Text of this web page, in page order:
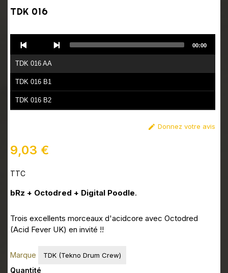
TDK 016
Player
TDK 016 AA
TDK 016 B1
TDK 016 B2
00:00
 Donnez votre avis
9,03 €
TTC
bRz + Octodred + Digital Poodle.
Trois excellents morceaux d'acidcore avec Octodred
(Acid Fever UK) en invité !!
Marque TDK (Tekno Drum Crew)
Quantité